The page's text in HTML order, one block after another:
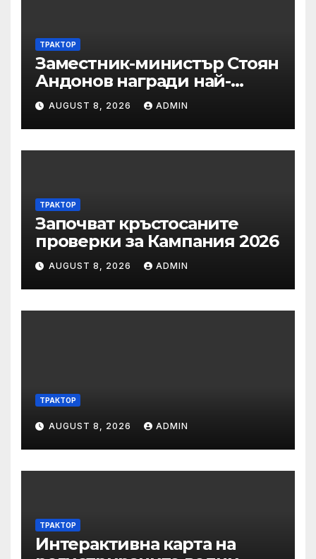
ТРАКТОР
Заместник-министър Стоян
Андонов награди най-
заслужилите спортисти на
ОСК “Левски”
AUGUST 8, 2026 ADMIN
ТРАКТОР
Започват кръстосаните
проверки за Кампания 2026
AUGUST 8, 2026 ADMIN
ТРАКТОР
AUGUST 8, 2026 ADMIN
ТРАКТОР
Интерактивна карта на